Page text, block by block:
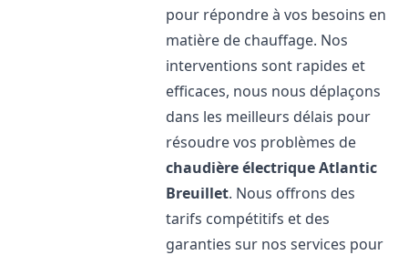
pour répondre à vos besoins en
matière de chauffage. Nos
interventions sont rapides et
efficaces, nous nous déplaçons
dans les meilleurs délais pour
résoudre vos problèmes de
chaudière électrique Atlantic
Breuillet. Nous offrons des
tarifs compétitifs et des
garanties sur nos services pour